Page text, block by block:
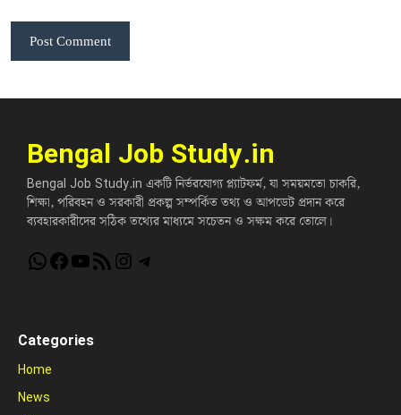
Bengal Job Study.in
Bengal Job Study.in একটি নির্ভরযোগ্য প্ল্যাটফর্ম, যা সময়মতো চাকরি,
শিক্ষা, পরিবহন ও সরকারী প্রকল্প সম্পর্কিত তথ্য ও আপডেট প্রদান করে
ব্যবহারকারীদের সঠিক তথ্যের মাধ্যমে সচেতন ও সক্ষম করে তোলে।
WhatsApp
Facebook
YouTube
RSS FeedInstagram
Telegram
Categories
Home
News